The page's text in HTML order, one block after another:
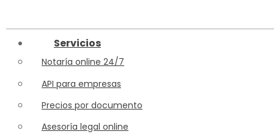
Servicios
Notaría online 24/7
API para empresas
Precios por documento
Asesoría legal online